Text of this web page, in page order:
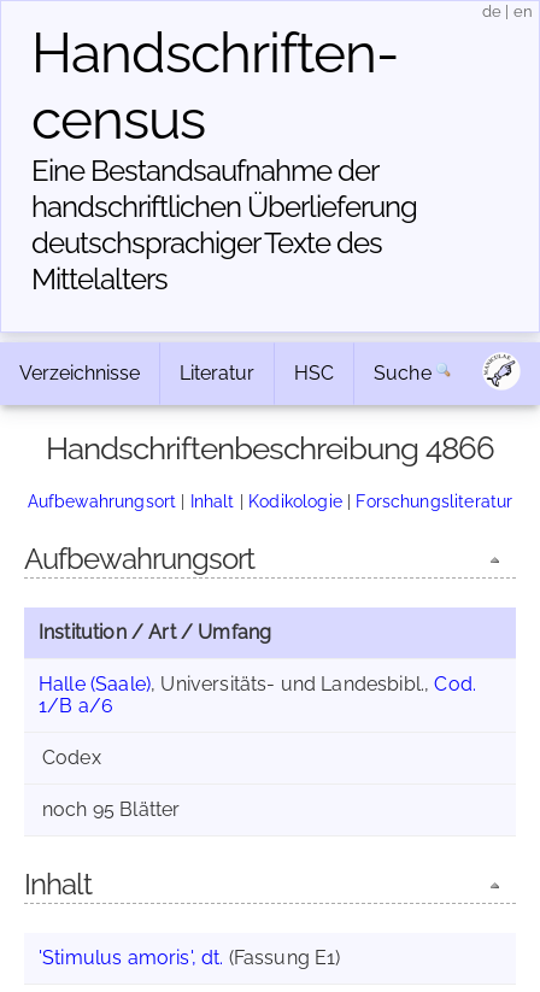
Handschriften­
census
Eine Bestandsaufnahme der
handschriftlichen Über­lieferung
deutschsprachiger Texte des
Mittelalters
de en
Verzeichnisse Literatur HSC Suche
Handschriftenbeschreibung 4866
Aufbewahrungsort | Inhalt | Kodikologie| Forschungsliteratur
Aufbewahrungsort
Institution / Art / Umfang
Halle (Saale), Universitäts- und Landesbibl.,Cod.
1/B a/6
Codex
noch 95 Blätter
Inhalt
'Stimulus amoris', dt. (Fassung E1)